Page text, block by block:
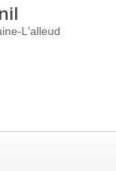
L'alleud